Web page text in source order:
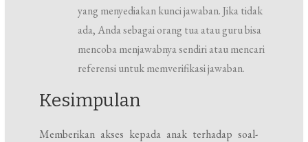
yang menyediakan kunci jawaban. Jika tidak
ada, Anda sebagai orang tua atau guru bisa
mencoba menjawabnya sendiri atau mencari
referensi untuk memverifikasi jawaban.
Kesimpulan
Memberikan akses kepada anak terhadap soal-